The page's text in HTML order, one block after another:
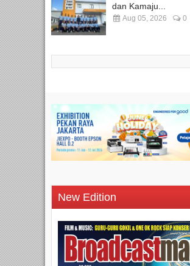
dan Kamaju...
Aug 05, 2026 0
New Edition